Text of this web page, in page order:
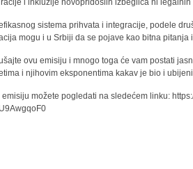
i inkluzije novopridošlih izbeglica ni
sistema prihvata i integracije, podele
mogu i u Srbiji da se pojave kao bitna pitanja
ovu emisiju i mnogo toga će vam postati
i njihovim eksponentima kakav je bio i
emisiju možete pogledati na sledećem linku: